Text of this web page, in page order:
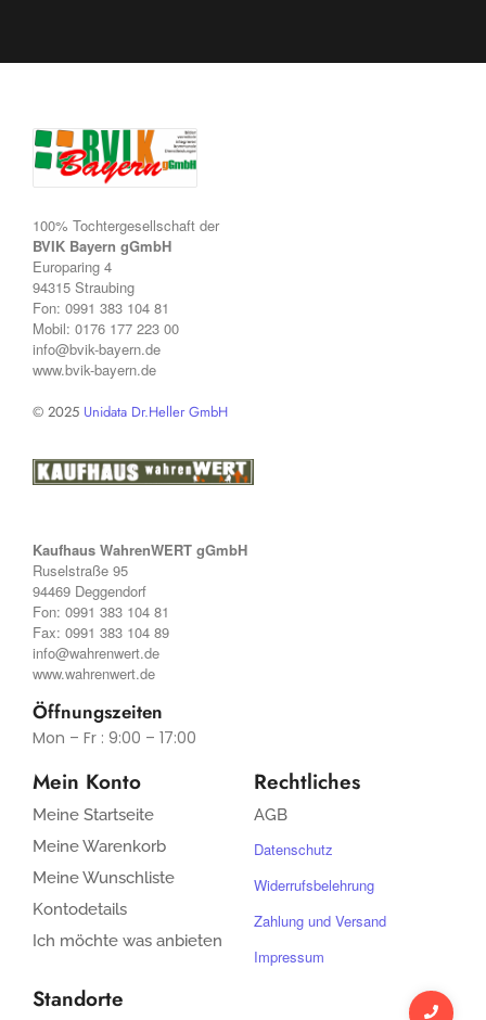
100% Tochtergesellschaft der
BVIK Bayern gGmbH
Europaring 4
94315 Straubing
Fon: 0991 383 104 81
Mobil: 0176 177 223 00
info@bvik-bayern.de
www.bvik-bayern.de
© 2025 Unidata Dr.Heller GmbH
Kaufhaus WahrenWERT gGmbH
Ruselstraße 95
94469 Deggendorf
Fon: 0991 383 104 81
Fax: 0991 383 104 89
info@wahrenwert.de
www.wahrenwert.de
Öffnungszeiten
Mon – Fr : 9:00 – 17:00
Mein Konto
Meine Startseite
Meine Warenkorb
Meine Wunschliste
Kontodetails
Ich möchte was anbieten
Rechtliches
AGB
Datenschutz
Widerrufsbelehrung
Zahlung und Versand
Impressum
Standorte